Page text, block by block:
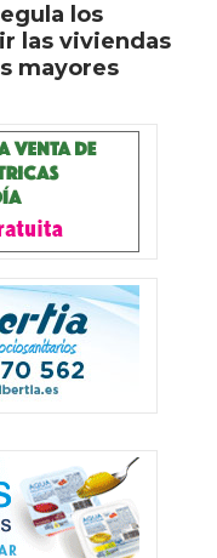
los
las viviendas
mayores